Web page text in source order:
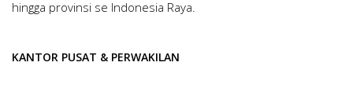
hingga provinsi se Indonesia Raya.
KANTOR PUSAT & PERWAKILAN